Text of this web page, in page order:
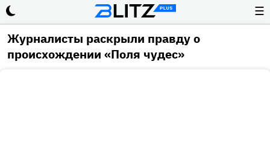
☰
Журналисты раскрыли правду о
происхождении «Поля чудес»